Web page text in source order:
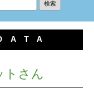
トさん